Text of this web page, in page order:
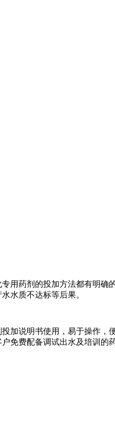
用药剂的投加方法都有明确
水质不达标等后果。
加说明书使用，易于操作，
免费配备调试出水及培训的